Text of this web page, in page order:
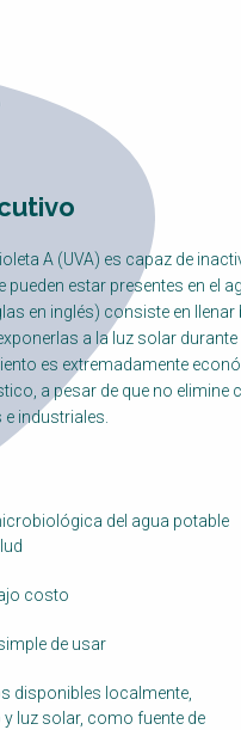
A (UVA) es capaz de
pueden estar presentes en
en inglés) consiste en
a la luz solar
es extremadamente
a pesar de que no
industriales.
del agua potable
costo
de usar
disponibles localmente,
luz solar, como fuente de